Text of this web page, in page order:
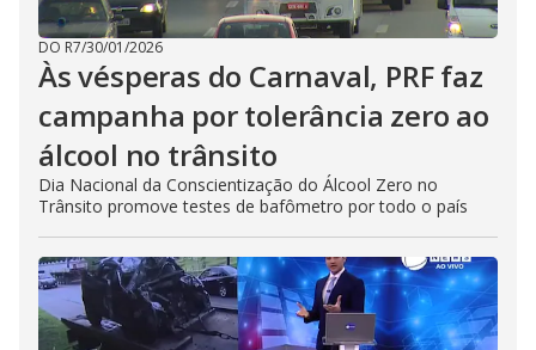
DO R7/30/01/2026
Às vésperas do Carnaval, PRF faz
campanha por tolerância zero ao
álcool no trânsito
Dia Nacional da Conscientização do Álcool Zero no
Trânsito promove testes de bafômetro por todo o país